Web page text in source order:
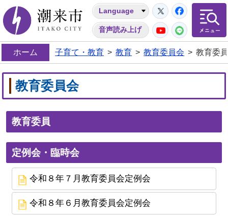
潮来市
Language
音声読み上げ
Twitter
YouTube
LINE
ホーム 子育て・教育 > 教育 > 教育委員会 > 教育委
教育委員会
教育委員
定例会・臨時会
令和８年７月教育委員会定例会
令和８年６月教育委員会定例会